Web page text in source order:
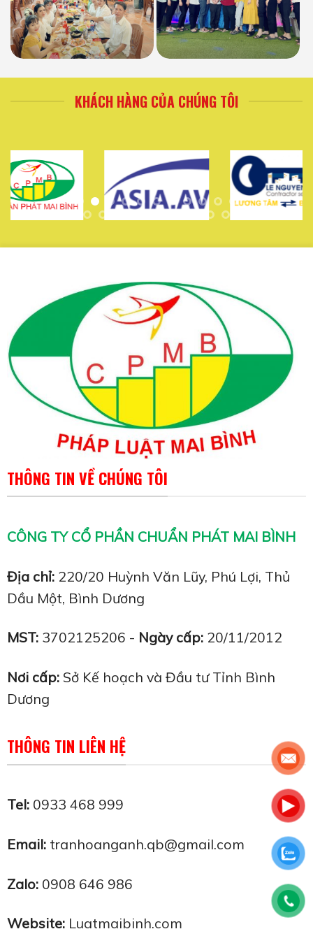
KHÁCH HÀNG CỦA CHÚNG TÔI
THÔNG TIN VỀ CHÚNG TÔI
CÔNG TY CỔ PHẦN CHUẨN PHÁT MAI BÌNH
Địa chỉ: 220/20 Huỳnh Văn Lũy, Phú Lợi, Thủ
Dầu Một, Bình Dương
MST: 3702125206 - Ngày cấp: 20/11/2012
Nơi cấp: Sở Kế hoạch và Đầu tư Tỉnh Bình
Dương
THÔNG TIN LIÊN HỆ
Tel: 0933 468 999
Email: tranhoanganh.qb@gmail.com
Zalo: 0908 646 986
Website: Luatmaibinh.com